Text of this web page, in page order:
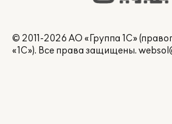
© 2011-2026 АО «Группа 1С»
«1С»). Все права защищены.